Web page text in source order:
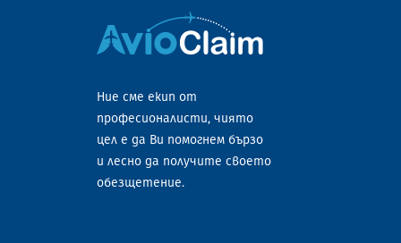
Ние сме екип от
професионалисти, чиято
цел е да Ви помогнем бързо
и лесно да получите своето
обезщетение.